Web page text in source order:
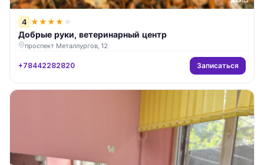
4 ★★★★ ★
Добрые руки, ветеринарный центр
проспект Металлургов, 12
+78442282820 Записаться